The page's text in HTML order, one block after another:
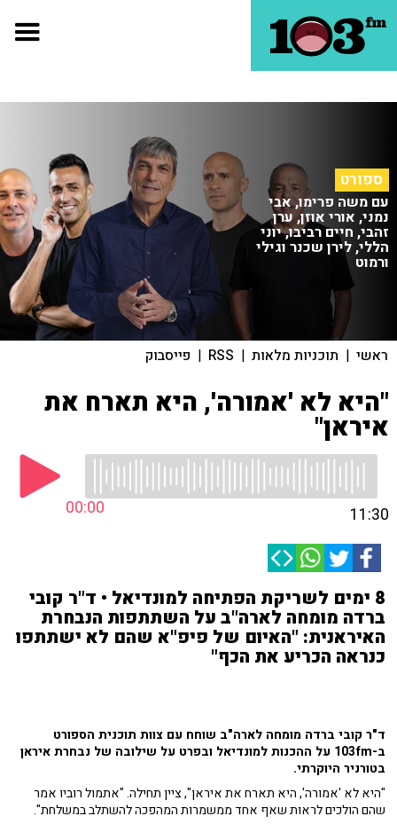
ספורט
עם משה פרימו, אבי
נמני, אורי אוזן, ערן
זהבי, חיים רביבו, יוני
הללי, לירן שכנר וגילי
ורמוט
ראשי | תוכניות מלאות |
RSS
| פייסבוק
"היא לא 'אמורה', היא תארח את
איראן"
00:00 11:30
8 ימים לשריקת הפתיחה למונדיאל • ד"ר קובי
ברדה מומחה לארה"ב על השתתפות הנבחרת
האיראנית: "האיום של פיפ"א שהם לא ישתתפו
כנראה הכריע את הכף"
ד"ר קובי ברדה מומחה לארה"ב שוחח עם צוות תוכנית הספורט
ב-103fm על ההכנות למונדיאל ובפרט על שילובה של נבחרת איראן
בטורניר היוקרתי.
"היא לא 'אמורה', היא תארח את איראן", ציין תחילה. "אתמול רוביו אמר
שהם הולכים לראות שאף אחד ממשמרות המהפכה להשתלב במשלחת".